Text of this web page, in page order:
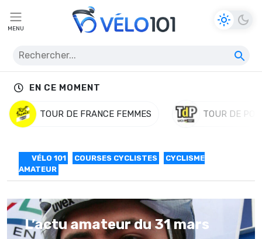
MENU
EN CE MOMENT
TOUR DE FRANCE FEMMES TOUR DE
VÉLO 101 COURSES CYCLISTES
CYCLISME
AMATEUR
L’actu amateur du 31 mars